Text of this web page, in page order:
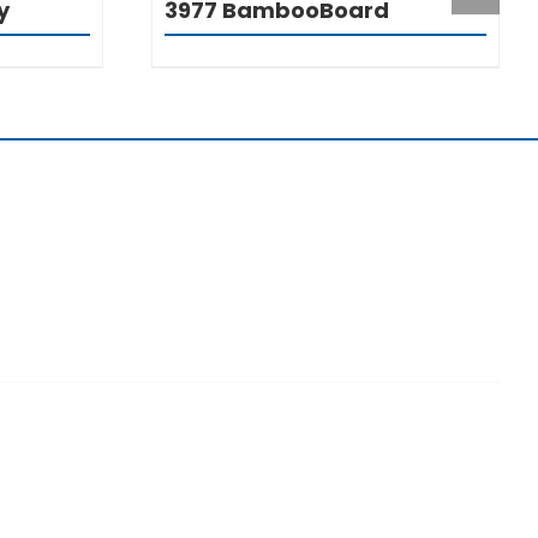
3977 BambooBoard